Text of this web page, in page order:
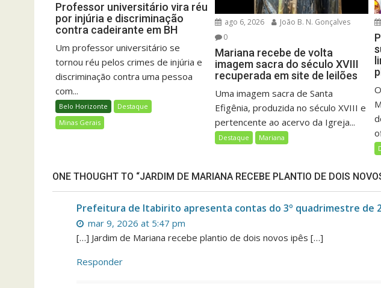
Professor universitário vira réu
por injúria e discriminação
contra cadeirante em BH
Um professor universitário se
tornou réu pelos crimes de injúria e
discriminação contra uma pessoa
com...
Belo Horizonte
Destaque
Minas Gerais
ago 6, 2026
João B. N. Gonçalves
0
Mariana recebe de volta
imagem sacra do século XVIII
recuperada em site de leilões
Uma imagem sacra de Santa
Efigênia, produzida no século XVIII e
pertencente ao acervo da Igreja...
Destaque Mariana
ONE THOUGHT TO “JARDIM DE MARIANA RECEBE PLANTIO DE DOIS
Prefeitura de Itabirito apresenta contas do 3º quadrimestre de
mar 9, 2026 at 5:47 pm
[…] Jardim de Mariana recebe plantio de dois novos ipês […]
Responder